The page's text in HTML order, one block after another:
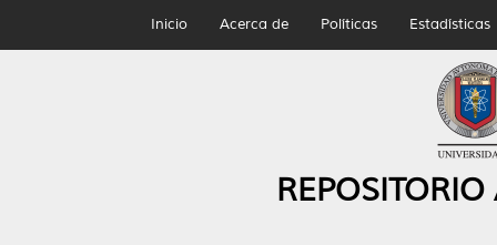
Inicio Acerca de Políticas Estadísticas